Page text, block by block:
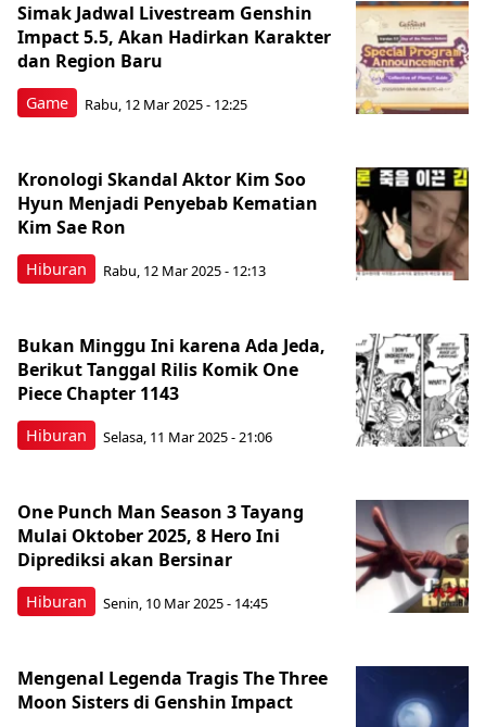
Game
Simak Jadwal Livestream Genshin
Impact 5.5, Akan Hadirkan Karakter
dan Region Baru
Rabu, 12 Mar 2025 - 12:25
Hiburan
Kronologi Skandal Aktor Kim Soo
Hyun Menjadi Penyebab Kematian
Kim Sae Ron
Rabu, 12 Mar 2025 - 12:13
Hiburan
Bukan Minggu Ini karena Ada Jeda,
Berikut Tanggal Rilis Komik One
Piece Chapter 1143
Selasa, 11 Mar 2025 - 21:06
Hiburan
One Punch Man Season 3 Tayang
Mulai Oktober 2025, 8 Hero Ini
Diprediksi akan Bersinar
Senin, 10 Mar 2025 - 14:45
Mengenal Legenda Tragis The Three
Moon Sisters di Genshin Impact